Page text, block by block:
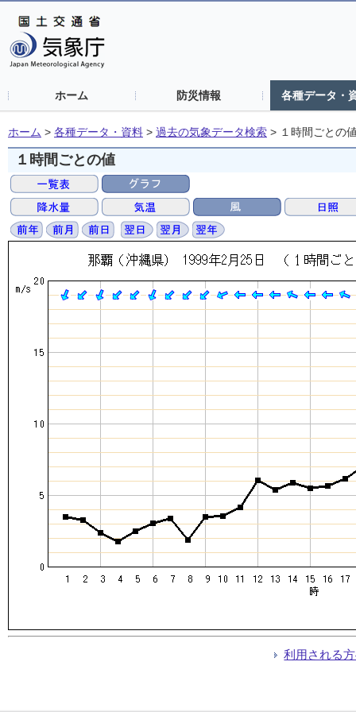
ホーム 防災情報 各種データ・
ホーム > 各種データ・資料 > 過去の気象データ検索 > １時間ごとの
１時間ごとの値
利用される